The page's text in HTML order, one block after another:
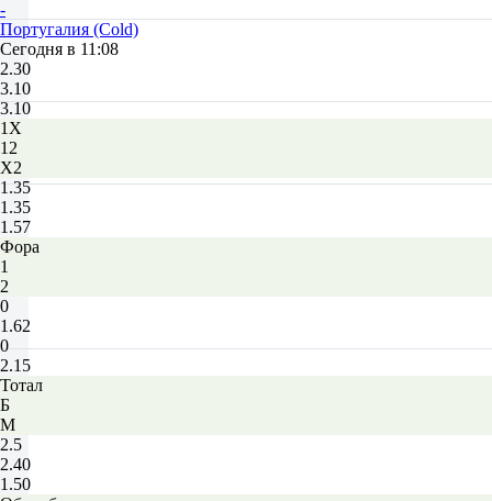
-
Португалия (Cold)
Сегодня в 11:08
2.30
3.10
3.10
1X
12
X2
1.35
1.35
1.57
Фора
1
2
0
1.62
0
2.15
Тотал
Б
М
2.5
2.40
1.50